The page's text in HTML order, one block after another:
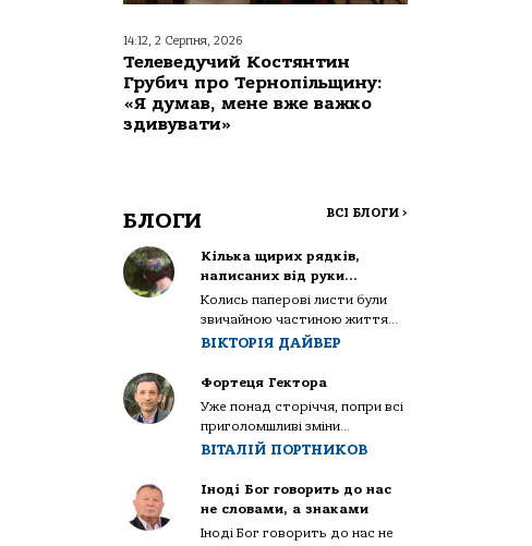
14:12, 2 Серпня, 2026
Телеведучий Костянтин
Грубич про Тернопільщину:
«Я думав, мене вже важко
здивувати»
БЛОГИ ВСІ БЛОГИ >
Кілька щирих рядків,
написаних від руки…
Колись паперові листи були
звичайною частиною життя...
ВІКТОРІЯ ДАЙВЕР
Фортеця Гектора
Уже понад сторіччя, попри всі
приголомшливі зміни...
ВІТАЛІЙ ПОРТНИКОВ
Іноді Бог говорить до нас
не словами, а знаками
Іноді Бог говорить до нас не